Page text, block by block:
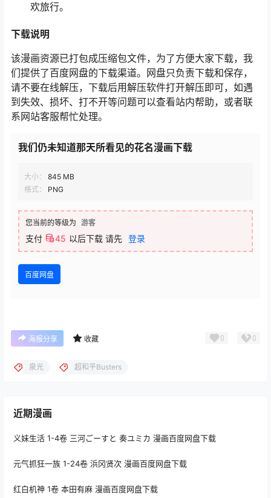
欢旅行。
下载说明
该漫画资源已打包成压缩包文件，为了方便大家下载，我
们提供了百度网盘的下载渠道。网盘只负责下载和保存，
请不要在线解压，下载后用解压软件打开解压即可，如遇
到失效、损坏、打不开等问题可以查看站内帮助，或者联
系网站客服帮忙处理。
我们仍未知道那天所看见的花名漫画下载
大小：
845 MB
格式：
PNG
您当前的等级为 游客
支付 45 以后下载 请先 登录
百度网盘
海报分享 收藏 0 0
泉光 超和平Busters
近期漫画
义妹生活 1-4卷 三河ごーすと 奏ユミカ 漫画百度网盘下载
元气抓狂一族 1-24卷 浜冈贤次 漫画百度网盘下载
红白机神 1卷 本田有麻 漫画百度网盘下载